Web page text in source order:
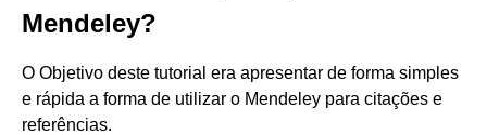
Mendeley?
O Objetivo deste tutorial era apresentar de forma simples
e rápida a forma de utilizar o Mendeley para citações e
referências.